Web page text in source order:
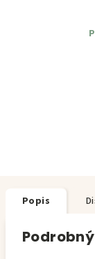
Popis